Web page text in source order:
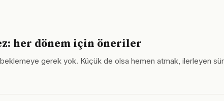
her dönem için öneriler
gerek yok. Küçük de olsa hemen atmak, ilerleyen